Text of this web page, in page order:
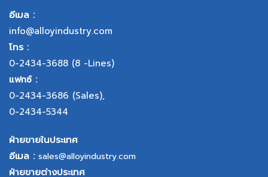
อีเมล :
info@alloyindustry.com
โทร :
0-2434-3688 (8 -Lines)
แฟกซ์ :
0-2434-3686 (Sales),
0-2434-5344
ฝ่ายขายในประเทศ
อีเมล : sales@alloyindustry.com
ฝ่ายขายต่างประเทศ